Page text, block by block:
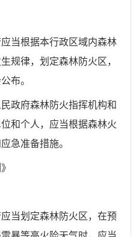
当根据本行政区域内森林
规律，划定森林防火区，
布。
政府森林防火指挥机构和
和个人，应当根据森林火
急准备措施。
当划定森林防火区，在预